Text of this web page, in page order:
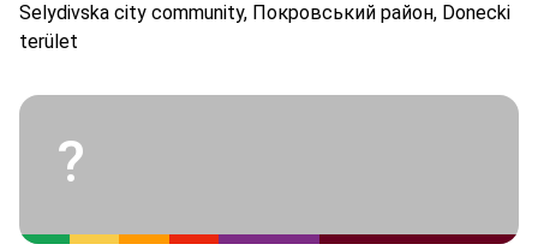
Selydivska city community, Покровський район, Donecki
terület
?